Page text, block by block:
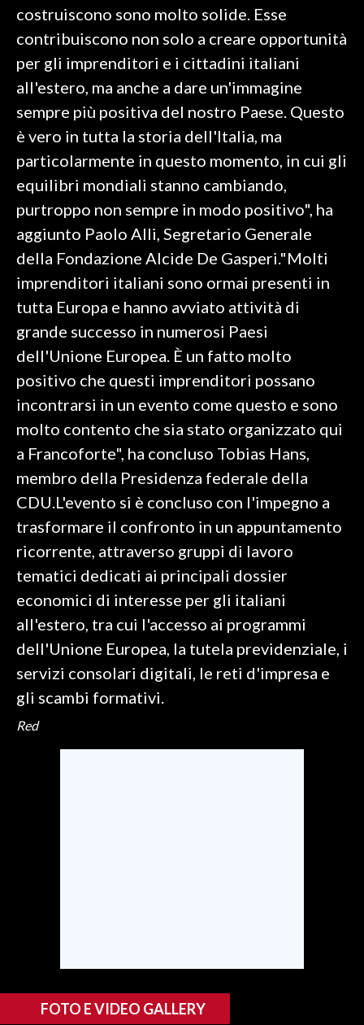
costruiscono sono molto solide. Esse
contribuiscono non solo a creare opportunità
per gli imprenditori e i cittadini italiani
all'estero, ma anche a dare un'immagine
sempre più positiva del nostro Paese. Questo
è vero in tutta la storia dell'Italia, ma
particolarmente in questo momento, in cui gli
equilibri mondiali stanno cambiando,
purtroppo non sempre in modo positivo", ha
aggiunto Paolo Alli, Segretario Generale
della Fondazione Alcide De Gasperi."Molti
imprenditori italiani sono ormai presenti in
tutta Europa e hanno avviato attività di
grande successo in numerosi Paesi
dell'Unione Europea. È un fatto molto
positivo che questi imprenditori possano
incontrarsi in un evento come questo e sono
molto contento che sia stato organizzato qui
a Francoforte", ha concluso Tobias Hans,
membro della Presidenza federale della
CDU.L'evento si è concluso con l'impegno a
trasformare il confronto in un appuntamento
ricorrente, attraverso gruppi di lavoro
tematici dedicati ai principali dossier
economici di interesse per gli italiani
all'estero, tra cui l'accesso ai programmi
dell'Unione Europea, la tutela previdenziale, i
servizi consolari digitali, le reti d'impresa e
gli scambi formativi.
Red
FOTO E VIDEO GALLERY